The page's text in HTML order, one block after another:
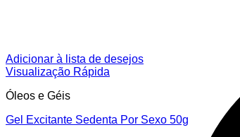
Adicionar à lista de desejos
Visualização Rápida
Óleos e Géis
Gel Excitante Sedenta Por Sexo 50g